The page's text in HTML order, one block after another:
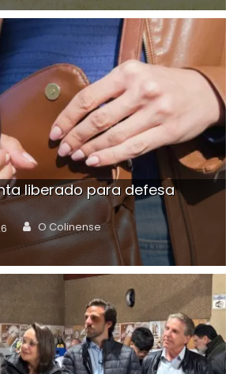
liberado para defesa
Author
O Colinense